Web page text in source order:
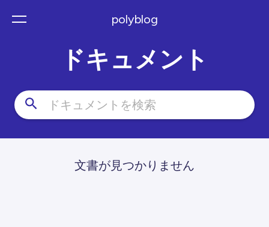
polyblog
ドキュメント
文書が見つかりません